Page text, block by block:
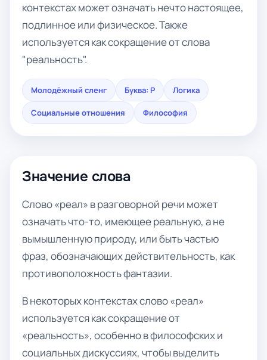
контекстах может означать нечто настоящее,
подлинное или физическое. Также
используется как сокращение от слова
"реальность".
Молодёжный сленг Буква: Р Логика
Социальные отношения Философия
Значение слова
Слово «реал» в разговорной речи может
означать что-то, имеющее реальную, а не
вымышленную природу, или быть частью
фраз, обозначающих действительность, как
противоположность фантазии.
В некоторых контекстах слово «реал»
используется как сокращение от
«реальность», особенно в философских и
социальных дискуссиях, чтобы выделить